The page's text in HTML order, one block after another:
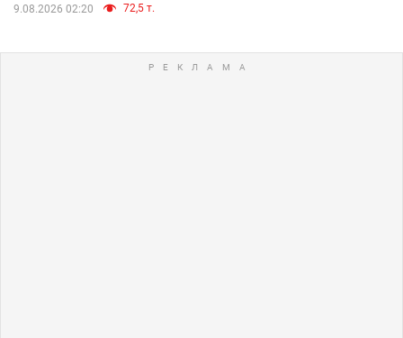
9.08.2026 02:20 72,5 т.